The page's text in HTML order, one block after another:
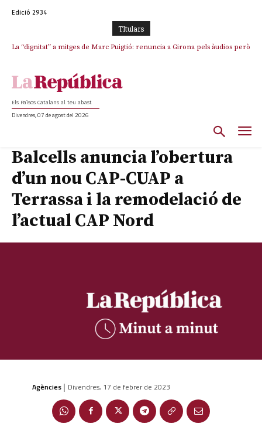
Edició 2934
TItulars
La “dignitat” a mitges de Marc Puigtió: renuncia a Girona pels àudios però
Junts exigeix que Catalunya quedi “fora” del repartiment dels menors
Els Països Catalans al teu abast
Divendres, 07 de agost del 2026
Balcells anuncia l’obertura
d’un nou CAP-CUAP a
Terrassa i la remodelació de
l’actual CAP Nord
Agències | Divendres, 17 de febrer de 2023